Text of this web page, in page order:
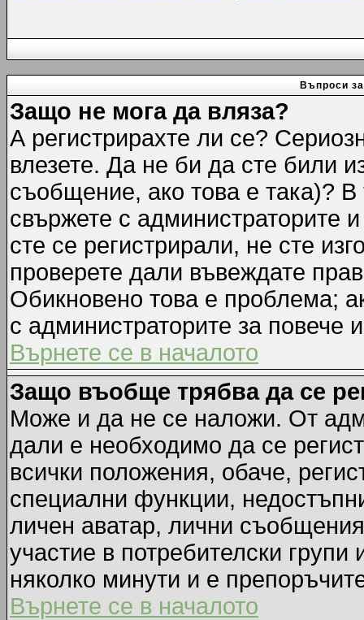
Въпроси
Защо не мога да вляза?
А регистрирахте ли се?
влезете. Да не би да сте били
съобщение, ако това е така)?
свържете с администраторите
сте се регистрирали, не сте
проверете дали въвеждате
Обикновено това е проблема;
с администраторите за повече
Върнете се в началото
Защо въобще трябва да се
Може и да не се наложи. От
дали е необходимо да се
всички положения, обаче,
специални функции,
личен аватар, лични
участие в потребителски
няколко минути и е
Върнете се в началото